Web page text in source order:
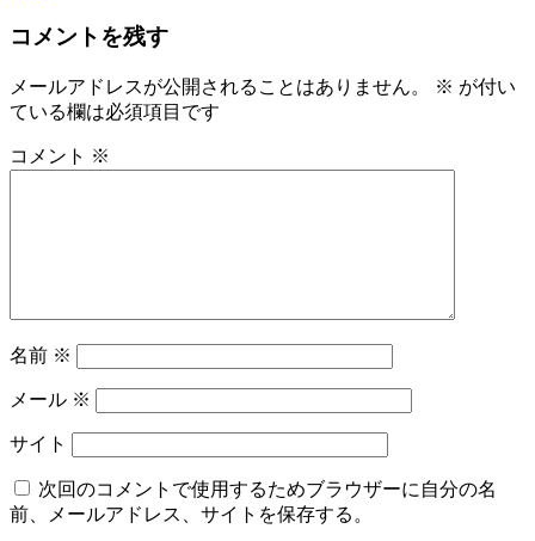
コメントを残す
メールアドレスが公開されることはありません。 ※ が付い
ている欄は必須項目です
コメント ※
名前 ※
メール ※
サイト
次回のコメントで使用するためブラウザーに自分の名
前、メールアドレス、サイトを保存する。